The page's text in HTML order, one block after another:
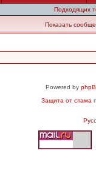
Подходящих
Показать
Powered by
Защита от спама